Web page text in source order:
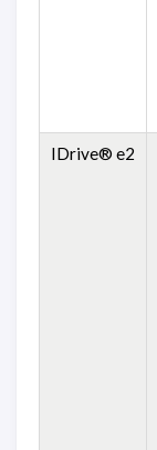
IDrive® e2